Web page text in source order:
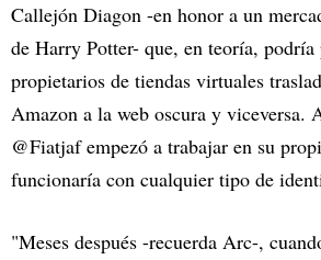
Callejón Diagon -en honor a un
de Harry Potter- que, en teoría,
propietarios de tiendas virtuales
Amazon a la web oscura y viceversa.
@Fiatjaf empezó a trabajar en su
funcionaría con cualquier tipo de
"Meses después -recuerda Arc-,